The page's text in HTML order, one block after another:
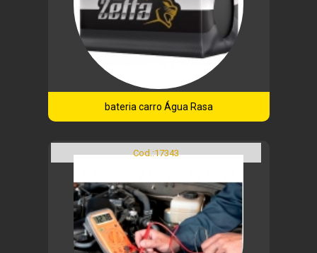
bateria carro Água Rasa
Cod.:17343